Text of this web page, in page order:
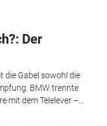
Der
die Gabel sowohl die
BMW trennte
dem Telelever –...